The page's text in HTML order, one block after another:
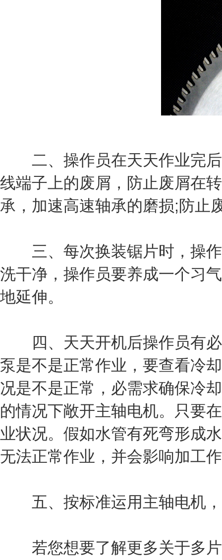
二、操作员在天天作业完后
线端子上的废屑，防止废屑在
承，加速高速轴承的磨损;防止
三、每次换装锯片时，操作
洗干净，操作员要养成一个习
地延伸。
四、天天开机后操作员有必
泵是不是正常作业，要查看冷
况是不是正常，必需求确保冷
的情况下敞开主轴电机。只要
业状况。假如水管有死弯形成
无法正常作业，并会影响加工
五、按标准运用主轴电机，
若您想要了解更多关于多片